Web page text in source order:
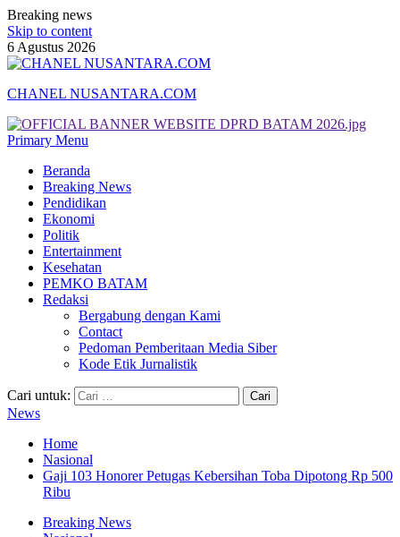
Breaking news
Skip to content
6 Agustus 2026
CHANEL NUSANTARA.COM
Primary Menu
Beranda
Breaking News
Pendidikan
Ekonomi
Politik
Entertainment
Kesehatan
PEMKO BATAM
Redaksi
Bergabung dengan Kami
Contact
Pedoman Pemberitaan Media Siber
Kode Etik Jurnalistik
Cari untuk:
News
Home
Nasional
Gaji 103 Honorer Petugas Kebersihan Toba Dipotong Rp 500
Ribu
Breaking News